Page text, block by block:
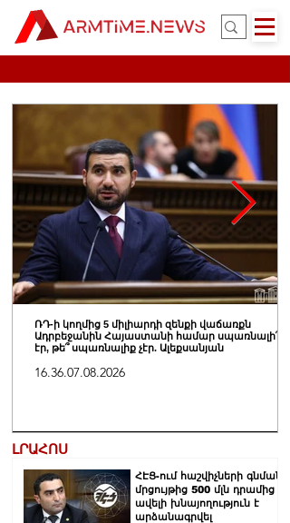
ՌԴ-ի կողմից 5 միլիարդի զենքի վաճառքն
Ադրբեջանին Հայաստանի համար սպառնալի՞ք
էր, թե՞ սպառնալիք չէր. Ալեքսանյան
16.36.07.08.2026
ԼՐԱՀՈՍ
ՀԷՑ-ում հաշվիչների գնման
մրցույթից 500 մլն դրամից
ավելի խնայողություն է
արձանագրվել